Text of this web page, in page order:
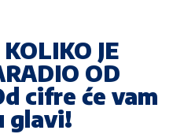
JE
OD
cifre će vam
glavi!